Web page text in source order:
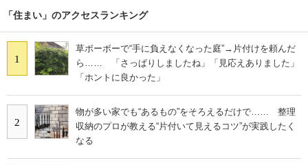
「住まい」のアクセスランキング
1
草ボーボーで“手に負えなくなった庭”→片付けを頼んだ
ら…… 「さっぱりしましたね」「見応えありました」
「ホントに良かった」
2
物が多い家でも“あるもの”をそろえるだけで…… 整理
収納のプロが教える“片付いて見えるコツ”が実践したく
なる